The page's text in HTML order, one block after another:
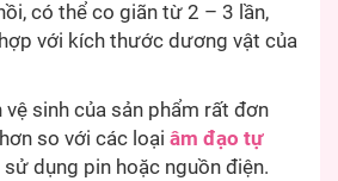
có thể co giãn từ 2 – 3 lần,
với kích thước dương vật của
vệ sinh của sản phẩm rất đơn
so với các loại âm đạo tự
sử dụng pin hoặc nguồn điện.